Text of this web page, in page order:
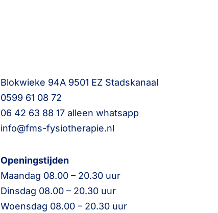
Blokwieke 94A 9501 EZ Stadskanaal
0599 61 08 72
06 42 63 88 17 alleen whatsapp
info@fms-fysiotherapie.nl
Openingstijden
Maandag 08.00 – 20.30 uur
Dinsdag 08.00 – 20.30 uur
Woensdag 08.00 – 20.30 uur